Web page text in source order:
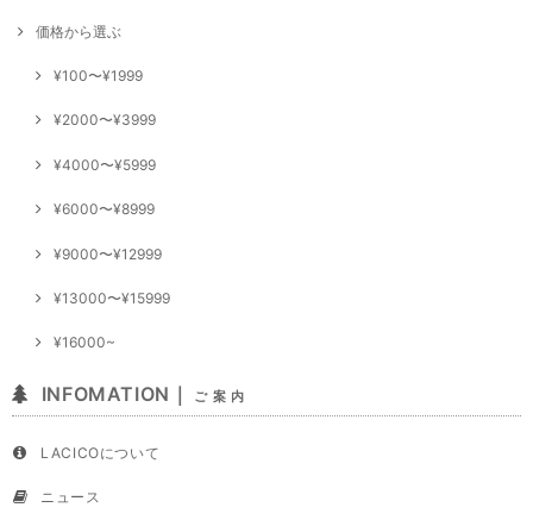
価格から選ぶ
¥100〜¥1999
¥2000〜¥3999
¥4000〜¥5999
¥6000〜¥8999
¥9000〜¥12999
¥13000〜¥15999
¥16000~
INFOMATION｜ ご 案 内
LACICOについて
ニュース